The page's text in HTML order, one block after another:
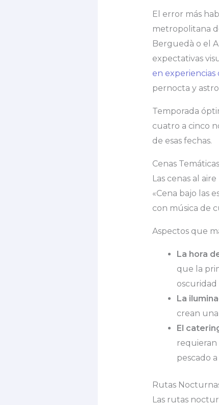
El error más
metropolitana
Berguedà o el
expectativas
en
pernocta y
Temporada
cuatro a cinco
de esas fechas.
Cenas
Las cenas al
«Cena bajo las
con música de
Aspectos que
La hora
que la
La
crean
El
requieran
pescado
Rutas
Las rutas